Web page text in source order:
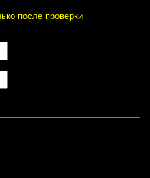
после проверки